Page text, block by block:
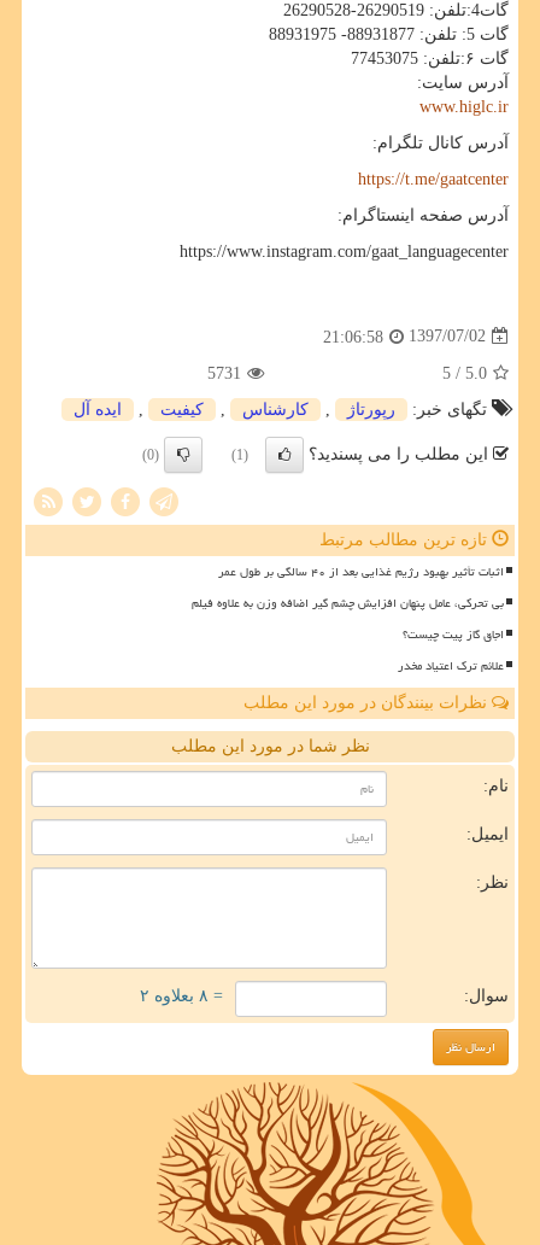
گات4:تلفن: 26290519-26290528
گات 5: تلفن: 88931877- 88931975
گات ۶:تلفن: 77453075
آدرس سایت:
www.higlc.ir
آدرس کانال تلگرام:
https://t.me/gaatcenter
آدرس صفحه اینستاگرام:
https://www.instagram.com/gaat_languagecenter
1397/07/02
21:06:58
5.0
/ 5
5731
تگهای خبر:
رپورتاژ كارشناس كیفیت ایده آل
این مطلب را می پسندید؟ (1)
(0)
تازه ترین مطالب مرتبط
اثبات تأثیر بهبود رژیم غذایی بعد از ۴۰ سالگی بر طول عمر
بی تحرکی، عامل پنهان افزایش چشم گیر اضافه وزن به علاوه فیلم
اجاق گاز پیت چیست؟
علائم ترک اعتیاد مخدر
نظرات بینندگان در مورد این مطلب
نظر شما در مورد این مطلب
نام:
ایمیل:
نظر:
سوال: = ۸ بعلاوه ۲